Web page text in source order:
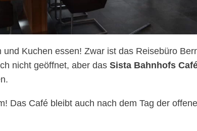
Kuchen essen! Zwar ist das Reisebüro
nicht geöffnet, aber das Sista Bahnhofs
Das Café bleibt auch nach dem Tag der